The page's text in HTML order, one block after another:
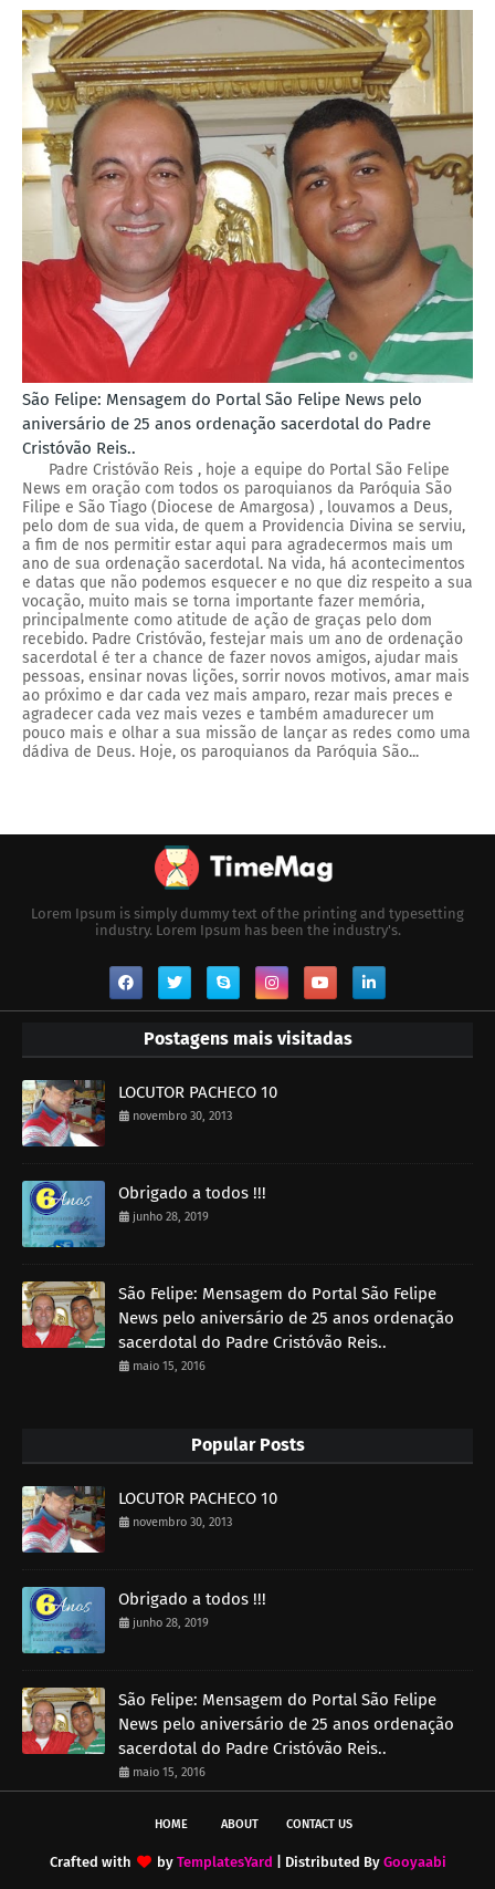
São Felipe: Mensagem do Portal São Felipe News pelo
aniversário de 25 anos ordenação sacerdotal do Padre
Cristóvão Reis..
Padre Cristóvão Reis , hoje a equipe do Portal São Felipe
News em oração com todos os paroquianos da Paróquia São
Filipe e São Tiago (Diocese de Amargosa) , louvamos a Deus,
pelo dom de sua vida, de quem a Providencia Divina se serviu,
a fim de nos permitir estar aqui para agradecermos mais um
ano de sua ordenação sacerdotal. Na vida, há acontecimentos
e datas que não podemos esquecer e no que diz respeito a sua
vocação, muito mais se torna importante fazer memória,
principalmente como atitude de ação de graças pelo dom
recebido. Padre Cristóvão, festejar mais um ano de ordenação
sacerdotal é ter a chance de fazer novos amigos, ajudar mais
pessoas, ensinar novas lições, sorrir novos motivos, amar mais
ao próximo e dar cada vez mais amparo, rezar mais preces e
agradecer cada vez mais vezes e também amadurecer um
pouco mais e olhar a sua missão de lançar as redes como uma
dádiva de Deus. Hoje, os paroquianos da Paróquia São...
Lorem Ipsum is simply dummy text of the printing and typesetting
industry. Lorem Ipsum has been the industry's.
Postagens mais visitadas
LOCUTOR PACHECO 10
novembro 30, 2013
Obrigado a todos !!!
junho 28, 2019
São Felipe: Mensagem do Portal São Felipe
News pelo aniversário de 25 anos ordenação
sacerdotal do Padre Cristóvão Reis..
maio 15, 2016
Popular Posts
LOCUTOR PACHECO 10
novembro 30, 2013
Obrigado a todos !!!
junho 28, 2019
São Felipe: Mensagem do Portal São Felipe
News pelo aniversário de 25 anos ordenação
sacerdotal do Padre Cristóvão Reis..
maio 15, 2016
HOME ABOUT CONTACT US
Crafted with by TemplatesYard | Distributed By Gooyaabi